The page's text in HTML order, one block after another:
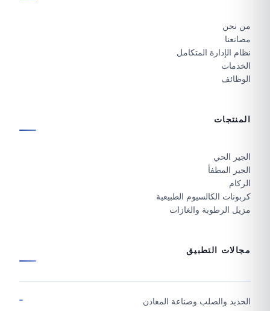
من نحن
مصانعنا
نظام الإدارة المتكامل
الخدمات
الوظائف
المنتجات
الجير الحي
الجير المطفأ
الركام
كربونات الكالسيوم الطبيعية
مزيل الرطوبة والغازات
مجالات التطبيق
الحديد والصلب وصناعة المعادن